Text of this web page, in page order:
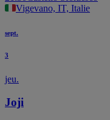
Vigevano, IT, Italie
sept.
3
jeu.
Joji